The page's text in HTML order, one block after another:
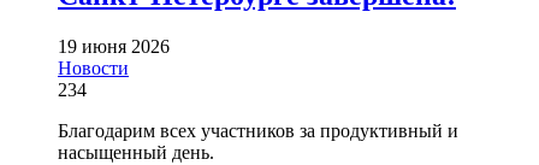
19 июня 2026
Новости
234
Благодарим всех участников за продуктивный и
насыщенный день.